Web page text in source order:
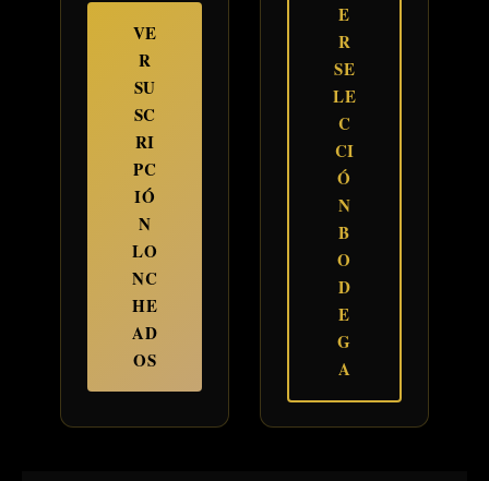
VE
R
SU
SC
RI
PC
IÓ
N
LO
NC
HE
AD
OS
E
R
SE
LE
C
CI
Ó
N
B
O
D
E
G
A